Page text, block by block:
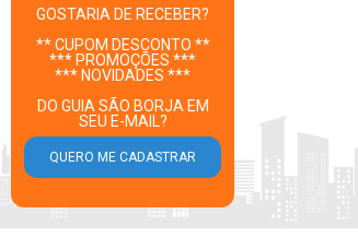
GOSTARIA DE RECEBER?
** CUPOM DESCONTO **
*** PROMOÇÕES ***
*** NOVIDADES ***
DO GUIA SÃO BORJA EM
SEU E-MAIL?